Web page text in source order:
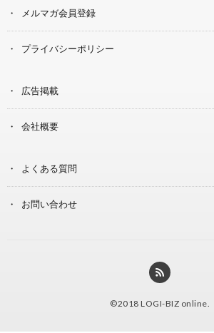
メルマガ会員登録
プライバシーポリシー
広告掲載
会社概要
よくある質問
お問い合わせ
©2018 LOGI-BIZ online.